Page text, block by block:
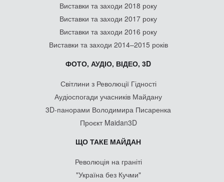
Виставки та заходи 2018 року
Виставки та заходи 2017 року
Виставки та заходи 2016 року
Виставки та заходи 2014–2015 років
ФОТО, АУДІО, ВІДЕО, 3D
Світлини з Революції Гідності
Аудіоспогади учасників Майдану
3D-панорами Володимира Писаренка
Проєкт Maidan3D
ЩО ТАКЕ МАЙДАН
Революція на граніті
"Україна без Кучми"